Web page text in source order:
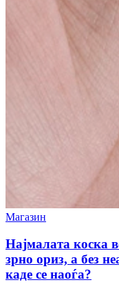
Магазин
Најмалата коска
зрно ориз, а без
каде се наоѓа?